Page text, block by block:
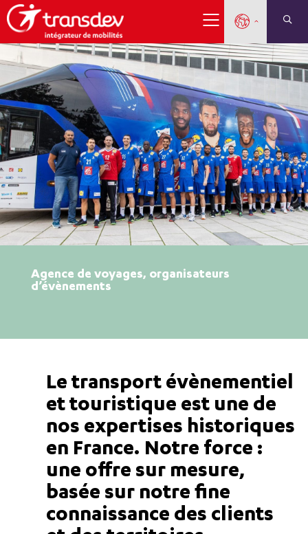
Agence de voyages, organisateurs
d’évènements
Le transport évènementiel
et touristique est une de
nos expertises historiques
en France. Notre force :
une offre sur mesure,
basée sur notre fine
connaissance des clients